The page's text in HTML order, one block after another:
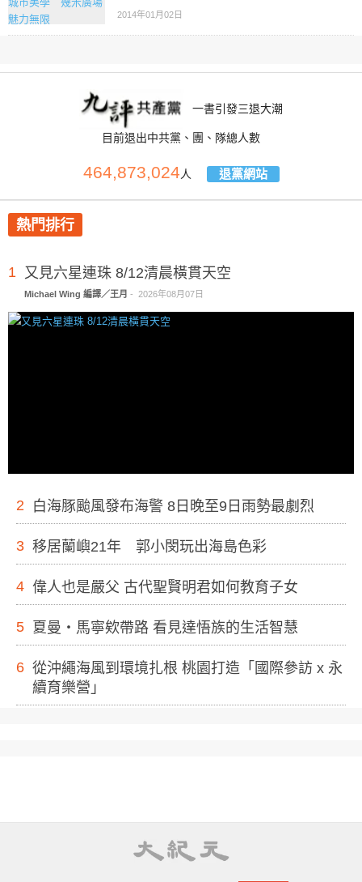
2014年01月02日
一書引發三退大潮
目前退出中共黨、團、隊總人數
464,873,024人 退黨網站
熱門排行
1 又見六星連珠 8/12清晨橫貫天空
Michael Wing 編譯／王月 - 2026年08月07日
2 白海豚颱風發布海警 8日晚至9日雨勢最劇烈
3 移居蘭嶼21年 郭小閔玩出海島色彩
4 偉人也是嚴父 古代聖賢明君如何教育子女
5 夏曼・馬寧欸帶路 看見達悟族的生活智慧
6 從沖繩海風到環境扎根 桃園打造「國際參訪 x 永
續育樂營」